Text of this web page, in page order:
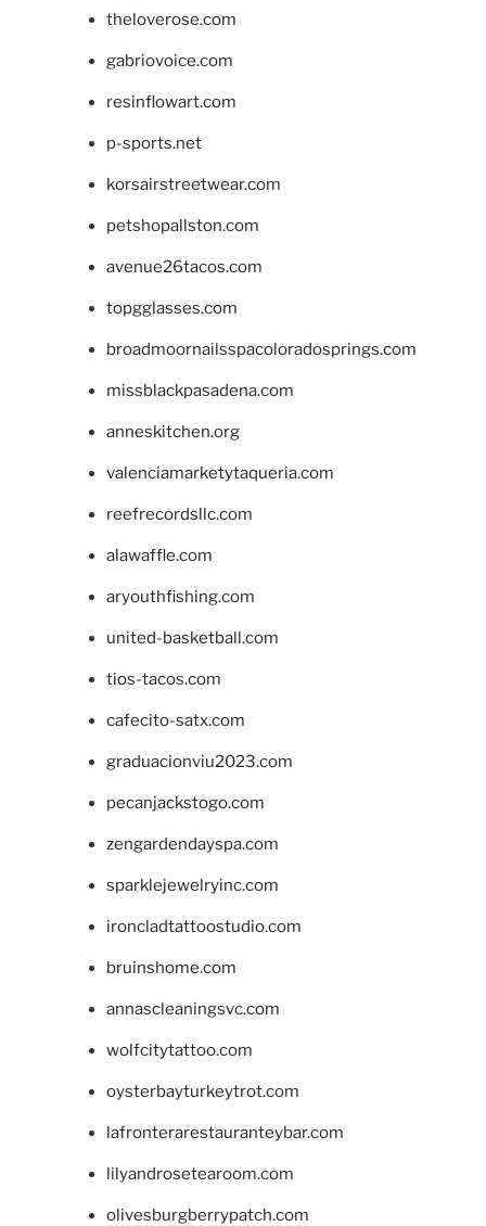
theloverose.com
gabriovoice.com
resinflowart.com
p-sports.net
korsairstreetwear.com
petshopallston.com
avenue26tacos.com
topgglasses.com
broadmoornailsspacoloradosprings.com
missblackpasadena.com
anneskitchen.org
valenciamarketytaqueria.com
reefrecordsllc.com
alawaffle.com
aryouthfishing.com
united-basketball.com
tios-tacos.com
cafecito-satx.com
graduacionviu2023.com
pecanjackstogo.com
zengardendayspa.com
sparklejewelryinc.com
ironcladtattoostudio.com
bruinshome.com
annascleaningsvc.com
wolfcitytattoo.com
oysterbayturkeytrot.com
lafronterarestauranteybar.com
lilyandrosetearoom.com
olivesburgberrypatch.com